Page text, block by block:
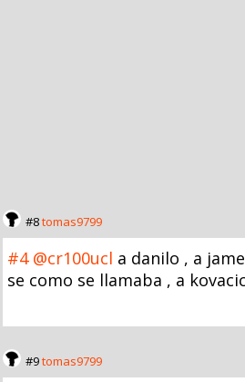
#8tomas9799
#4 @cr100ucl a danilo , a
se como se llamaba , a
#9tomas9799